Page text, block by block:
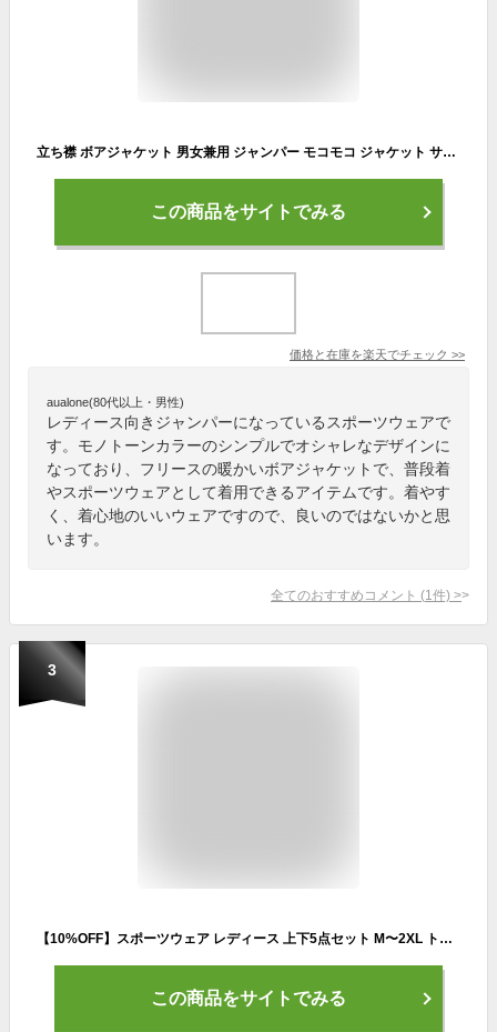
立ち襟 ボアジャケット 男女兼用 ジャンパー モコモコ ジャケット サンゴマイヤー フリースジャケット ハイネック レディース ボアブルゾン メンズ 厚手 部屋着 スポーツウェア 普段着
この商品をサイトでみる
価格と在庫を楽天でチェック >>
aualone(80代以上・男性)
レディース向きジャンパーになっているスポーツウェアで
す。モノトーンカラーのシンプルでオシャレなデザインに
なっており、フリースの暖かいボアジャケットで、普段着
やスポーツウェアとして着用できるアイテムです。着やす
く、着心地のいいウェアですので、良いのではないかと思
います。
全てのおすすめコメント (1 件) >
3
【10%OFF】スポーツウェア レディース 上下5点セット M〜2XL トレーニングウェア レディース 上下 ランニングウェア ジャージ ジムウェア フィットネスウェア ヨガウェア ウォーキング 上下 セット 部屋着 吸汗速乾 大きいサイズ おしゃれ 通年 送料無料
この商品をサイトでみる